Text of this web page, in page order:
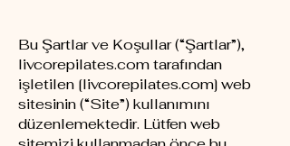
Bu Şartlar ve Koşullar (“Şartlar”),
livcorepilates.com tarafından
işletilen [livcorepilates.com] web
sitesinin (“Site”) kullanımını
düzenlemektedir. Lütfen web